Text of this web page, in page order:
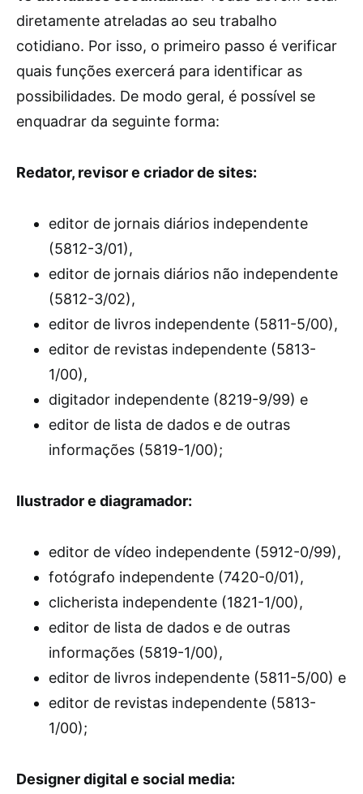
diretamente atreladas ao seu trabalho
cotidiano. Por isso, o primeiro passo é verificar
quais funções exercerá para identificar as
possibilidades. De modo geral, é possível se
enquadrar da seguinte forma:
Redator, revisor e criador de sites:
editor de jornais diários independente
(5812-3/01),
editor de jornais diários não independente
(5812-3/02),
editor de livros independente (5811-5/00),
editor de revistas independente (5813-
1/00),
digitador independente (8219-9/99) e
editor de lista de dados e de outras
informações (5819-1/00);
Ilustrador e diagramador:
editor de vídeo independente (5912-0/99),
fotógrafo independente (7420-0/01),
clicherista independente (1821-1/00),
editor de lista de dados e de outras
informações (5819-1/00),
editor de livros independente (5811-5/00) e
editor de revistas independente (5813-
1/00);
Designer digital e social media: